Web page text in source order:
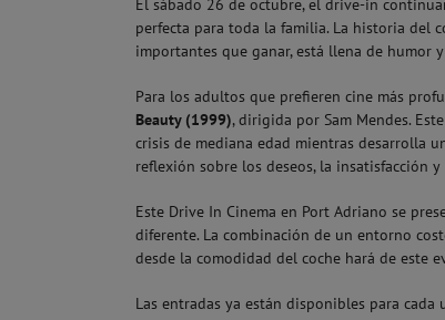
El sábado 26 de octubre, el drive-in
perfecta para toda la familia. La historia del
importantes que ganar, está llena de humor
Para los adultos que prefieren cine más
Beauty (1999), dirigida por Sam Mendes.
crisis de mediana edad mientras desarrolla
reflexión sobre los deseos, la insatisfacción
Este Drive In Cinema en Port Adriano se
diferente. La combinación de un entorno
desde la comodidad del coche hará de este
Las entradas ya están disponibles para